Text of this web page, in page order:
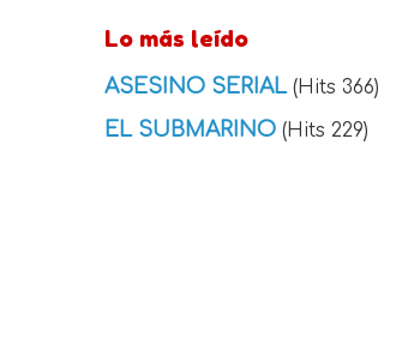
Lo más leído
ASESINO SERIAL (Hits 366)
EL SUBMARINO (Hits 229)